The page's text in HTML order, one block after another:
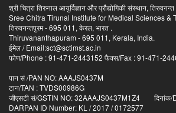
श्री चित्रा तिरुनाल आयुर्विज्ञान और प्रौद्योगिकी संस्थान, तिरुवनन्त
Sree Chitra Tirunal Institute for Medical Sciences &
तिरुवनन्तपुरम - 695 011, केरल, भारत .
Thiruvananthapuram - 695 011, Kerala, India.
ईमेल / Email:sct@sctimst.ac.in
फोण/Phone : 91-471-2443152 फैक्स/Fax : 91-471-
पान सं /PAN NO: AAAJS0437M
टान/TAN : TVDS00986G
जीएसटी सं/GSTIN NO: 32AAAJS0437M1Z4 दिनांक/
DARPAN ID Number: KL / 2017 / 0172577